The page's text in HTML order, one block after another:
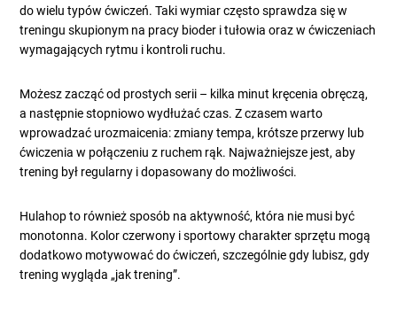
do wielu typów ćwiczeń. Taki wymiar często sprawdza się w
treningu skupionym na pracy bioder i tułowia oraz w ćwiczeniach
wymagających rytmu i kontroli ruchu.
Możesz zacząć od prostych serii – kilka minut kręcenia obręczą,
a następnie stopniowo wydłużać czas. Z czasem warto
wprowadzać urozmaicenia: zmiany tempa, krótsze przerwy lub
ćwiczenia w połączeniu z ruchem rąk. Najważniejsze jest, aby
trening był regularny i dopasowany do możliwości.
Hulahop to również sposób na aktywność, która nie musi być
monotonna. Kolor czerwony i sportowy charakter sprzętu mogą
dodatkowo motywować do ćwiczeń, szczególnie gdy lubisz, gdy
trening wygląda „jak trening”.